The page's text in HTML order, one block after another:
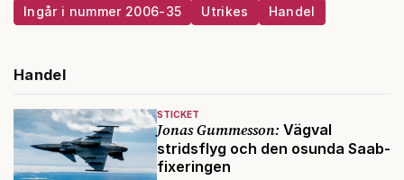
Ingår i nummer 2006-35 Utrikes Handel
Handel
STICKET
Jonas Gummesson: Vägval
stridsflyg och den osunda Saab-
fixeringen